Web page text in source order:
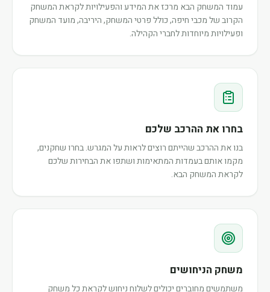
עמוד המשחק הבא מרכז את המידע והפעילויות לקראת המשחק
הקרוב של מכבי חיפה, כולל פרטי המשחק, היריבה, מועד המשחק
ופעילויות מיוחדות לחברי הקהילה.
בחרו את ההרכב שלכם
בנו את ההרכב שהייתם רוצים לראות על המגרש. בחרו שחקנים,
מקמו אותם בעמדות המתאימות ושתפו את הבחירות שלכם
לקראת המשחק הבא.
משחק הניחושים
משתמשים מחוברים יכולים לשלוח ניחוש לקראת כל משחק